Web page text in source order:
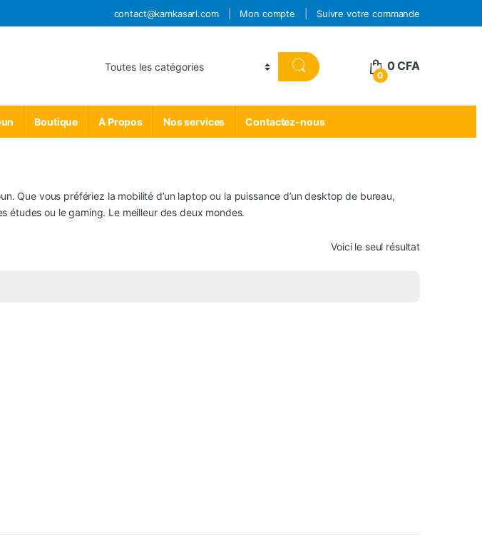
contact@kamkasarl.com Mon compte Suivre votre commande
0
0CFA
Boutique A Propos Nos services Contactez-nous
Que vous préfériez la mobilité d’un laptop ou la puissance d’un desktop de bureau,
études ou le gaming. Le meilleur des deux mondes.
Voici le seul résultat